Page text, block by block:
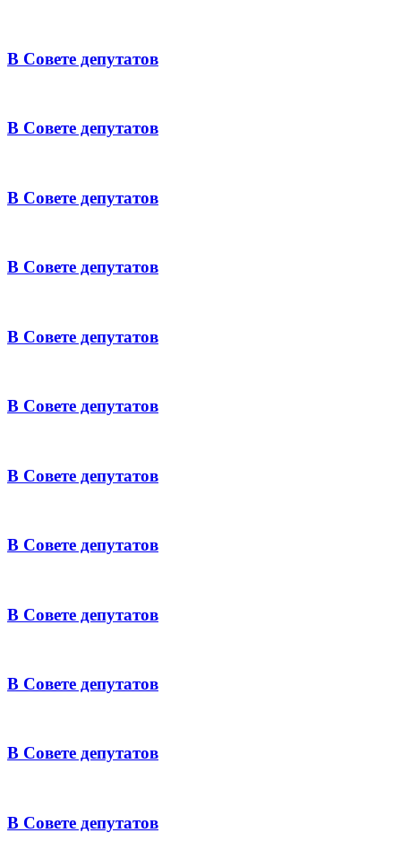
В Совете депутатов
В Совете депутатов
В Совете депутатов
В Совете депутатов
В Совете депутатов
В Совете депутатов
В Совете депутатов
В Совете депутатов
В Совете депутатов
В Совете депутатов
В Совете депутатов
В Совете депутатов